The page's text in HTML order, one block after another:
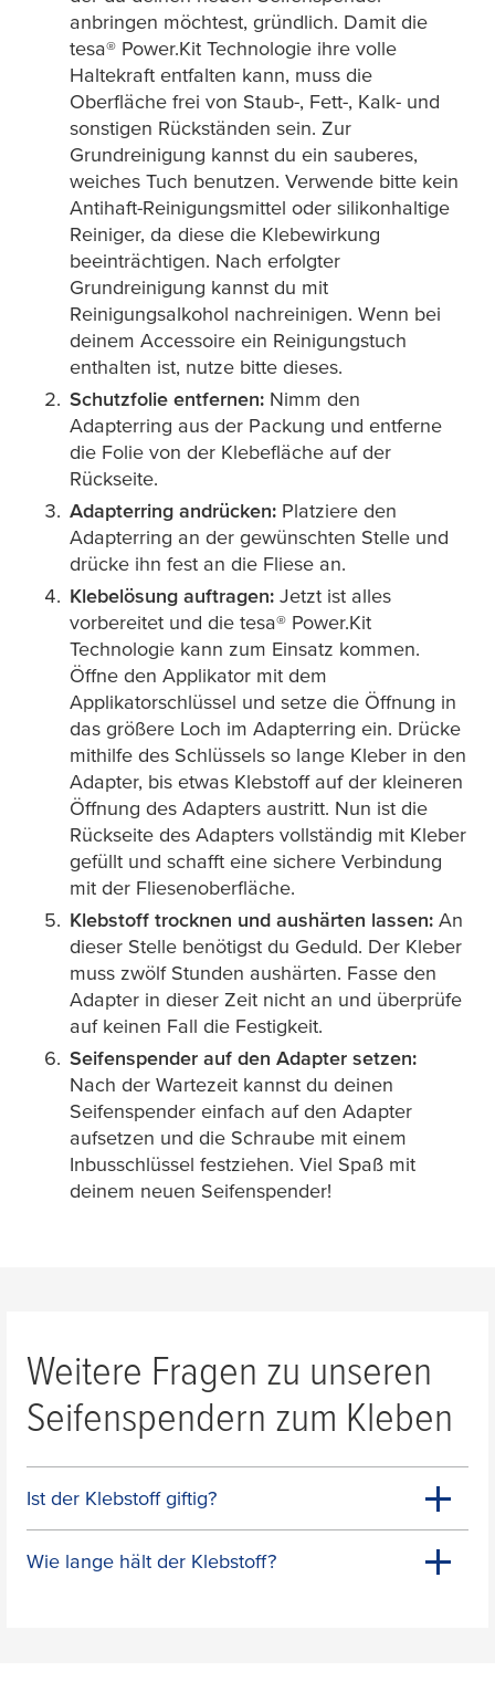
anbringen möchtest, gründlich. Damit die
tesa® Power.Kit Technologie ihre volle
Haltekraft entfalten kann, muss die
Oberfläche frei von Staub-, Fett-, Kalk- und
sonstigen Rückständen sein. Zur
Grundreinigung kannst du ein sauberes,
weiches Tuch benutzen. Verwende bitte kein
Antihaft-Reinigungsmittel oder silikonhaltige
Reiniger, da diese die Klebewirkung
beeinträchtigen. Nach erfolgter
Grundreinigung kannst du mit
Reinigungsalkohol nachreinigen. Wenn bei
deinem Accessoire ein Reinigungstuch
enthalten ist, nutze bitte dieses.
Schutzfolie entfernen: Nimm den
Adapterring aus der Packung und entferne
die Folie von der Klebefläche auf der
Rückseite.
Adapterring andrücken: Platziere den
Adapterring an der gewünschten Stelle und
drücke ihn fest an die Fliese an.
Klebelösung auftragen: Jetzt ist alles
vorbereitet und die tesa® Power.Kit
Technologie kann zum Einsatz kommen.
Öffne den Applikator mit dem
Applikatorschlüssel und setze die Öffnung in
das größere Loch im Adapterring ein. Drücke
mithilfe des Schlüssels so lange Kleber in den
Adapter, bis etwas Klebstoff auf der kleineren
Öffnung des Adapters austritt. Nun ist die
Rückseite des Adapters vollständig mit Kleber
gefüllt und schafft eine sichere Verbindung
mit der Fliesenoberfläche.
Klebstoff trocknen und aushärten lassen: An
dieser Stelle benötigst du Geduld. Der Kleber
muss zwölf Stunden aushärten. Fasse den
Adapter in dieser Zeit nicht an und überprüfe
auf keinen Fall die Festigkeit.
Seifenspender auf den Adapter setzen:
Nach der Wartezeit kannst du deinen
Seifenspender einfach auf den Adapter
aufsetzen und die Schraube mit einem
Inbusschlüssel festziehen. Viel Spaß mit
deinem neuen Seifenspender!
Weitere Fragen zu unseren
Seifenspendern zum Kleben
Ist der Klebstoff giftig?
Wie lange hält der Klebstoff?